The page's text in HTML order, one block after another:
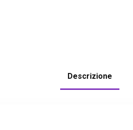
Descrizione